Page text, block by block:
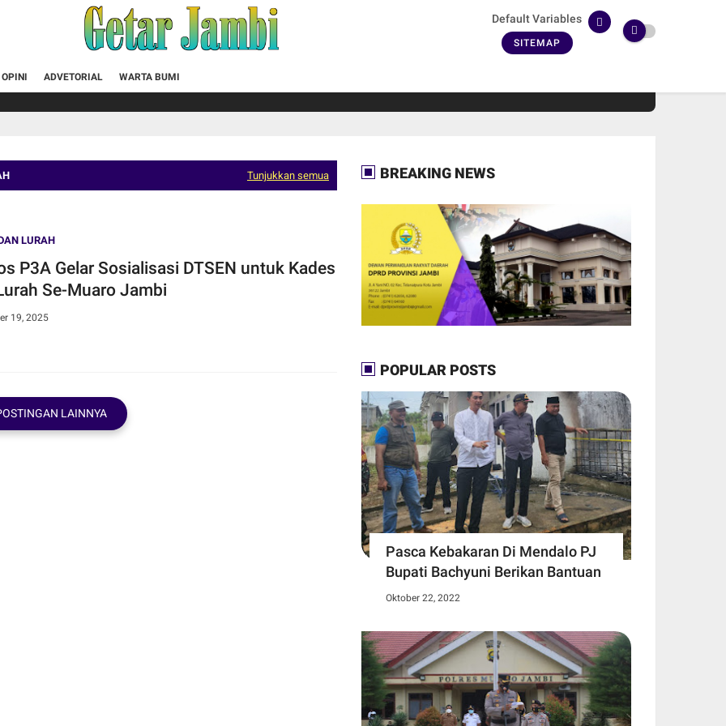
Default Variables
SITEMAP
OPINI ADVETORIAL WARTA BUMI
Tunjukkan semua
LURAH
P3A Gelar Sosialisasi DTSEN untuk Kades
Se-Muaro Jambi
19, 2025
LAINNYA
BREAKING NEWS
POPULAR POSTS
Pasca Kebakaran Di Mendalo PJ
Bupati Bachyuni Berikan Bantuan
Oktober 22, 2022